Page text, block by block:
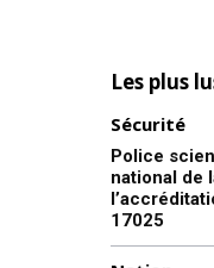
Les plus
Sécurité
Police
national de
17025